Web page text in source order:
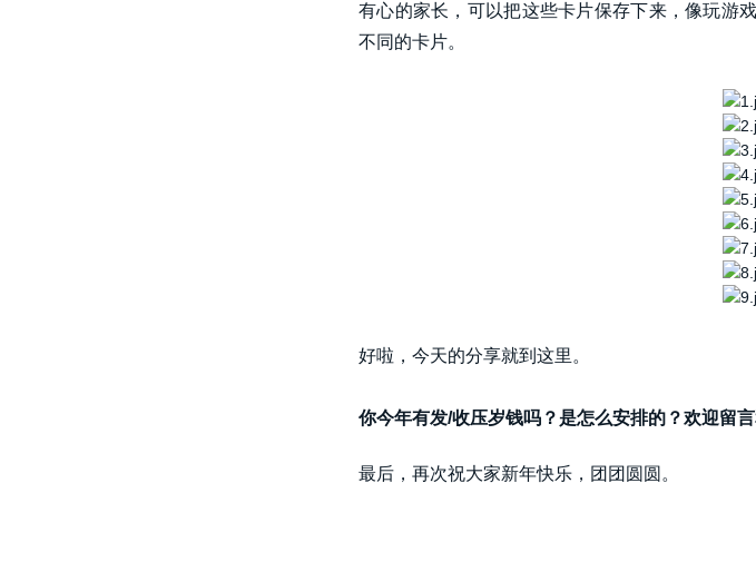
有心的家长，可以把这些卡片保存下来，像玩游
不同的卡片。
好啦，今天的分享就到这里。
你今年有发/收压岁钱吗？是怎么安排的？欢迎留言
最后，再次祝大家新年快乐，团团圆圆。